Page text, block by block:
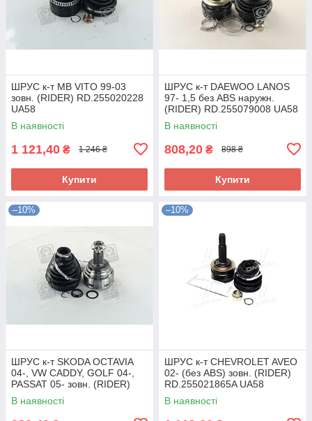
ШРУС к-т MB VITO 99-03
зовн. (RIDER) RD.255020228
UA58
В наявності
1 121,40 ₴ 1 246 ₴
Купити
ШРУС к-т DAEWOO LANOS
97- 1,5 без ABS наружн.
(RIDER) RD.255079008 UA58
В наявності
808,20 ₴ 898 ₴
Купити
–10%
ШРУС к-т SKODA OCTAVIA
04-, VW CADDY, GOLF 04-,
PASSAT 05- зовн. (RIDER)
RD.255023689 UA58
В наявності
–10%
ШРУС к-т CHEVROLET AVEO
02- (без ABS) зовн. (RIDER)
RD.255021865A UA58
В наявності